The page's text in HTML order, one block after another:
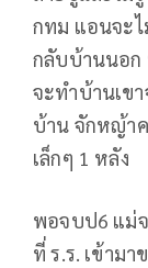
กทม แอนจะไ
กลับบ้านนอก
จะทำบ้านเข
บ้าน จักหญ้าค
เล็กๆ 1 หลัง
พอจบป6 แม่
ที่ ร.ร. เข้าม